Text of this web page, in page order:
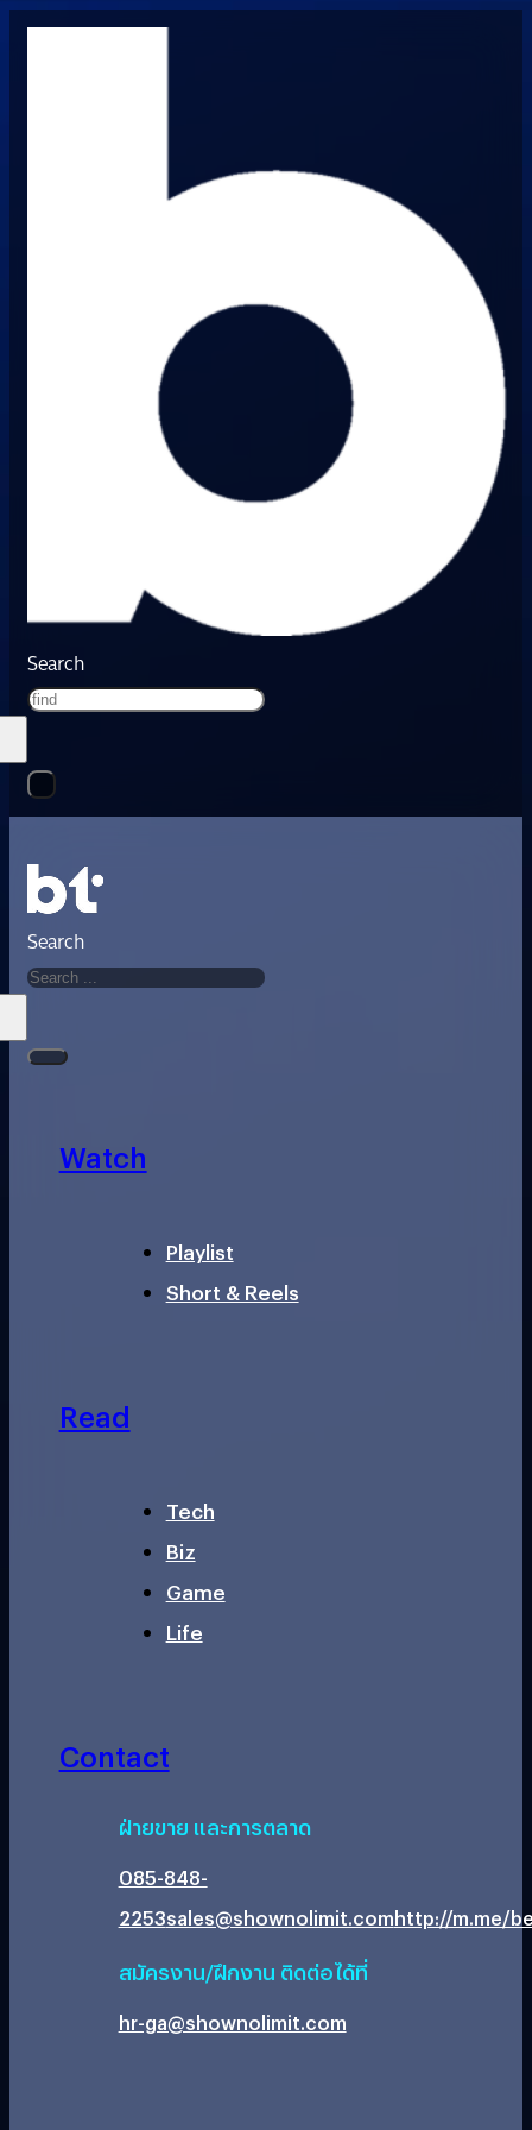
Search
Search
Watch
Playlist
Short & Reels
Read
Tech
Biz
Game
Life
Contact
ฝ่ายขาย และการตลาด
085-848-
2253sales@shownolimit.comhttp://m.me/
สมัครงาน/ฝึกงาน ติดต่อได้ที่
hr-ga@shownolimit.com